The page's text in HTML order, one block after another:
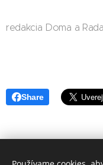
redakcia Doma a
Share